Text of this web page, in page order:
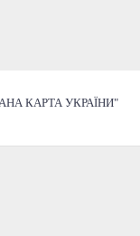
КАРТА УКРАЇНИ"